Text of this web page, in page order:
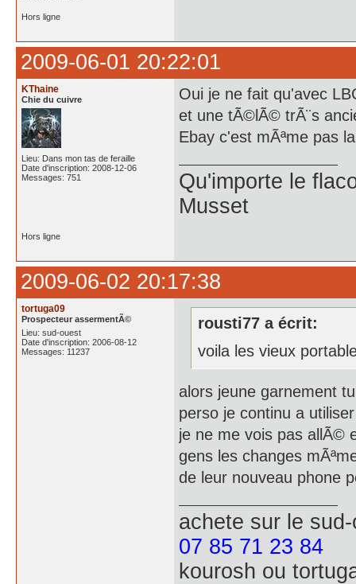
Hors ligne
2009-06-01 20:22:01
KThaine
Chie du cuivre
Lieu: Dans mon tas de feraille
Date d'inscription: 2008-12-06
Messages: 751
Oui je ne fait qu'avec
et une tÃ©lÃ© trÃ¨s
Ebay c'est mÃªme pas
Qu'importe le
Musset
Hors ligne
2009-06-02 20:17:38
tortuga09
Prospecteur assermentÃ©
Lieu: sud-ouest
Date d'inscription: 2006-08-12
Messages: 11237
rousti77 a écrit:
voila les vieux
alors jeune garnement
perso je continu a
je ne me vois pas allÃ©
gens les changes
de leur nouveau phone
achete sur le
07 85 71 23 84
kourosh ou